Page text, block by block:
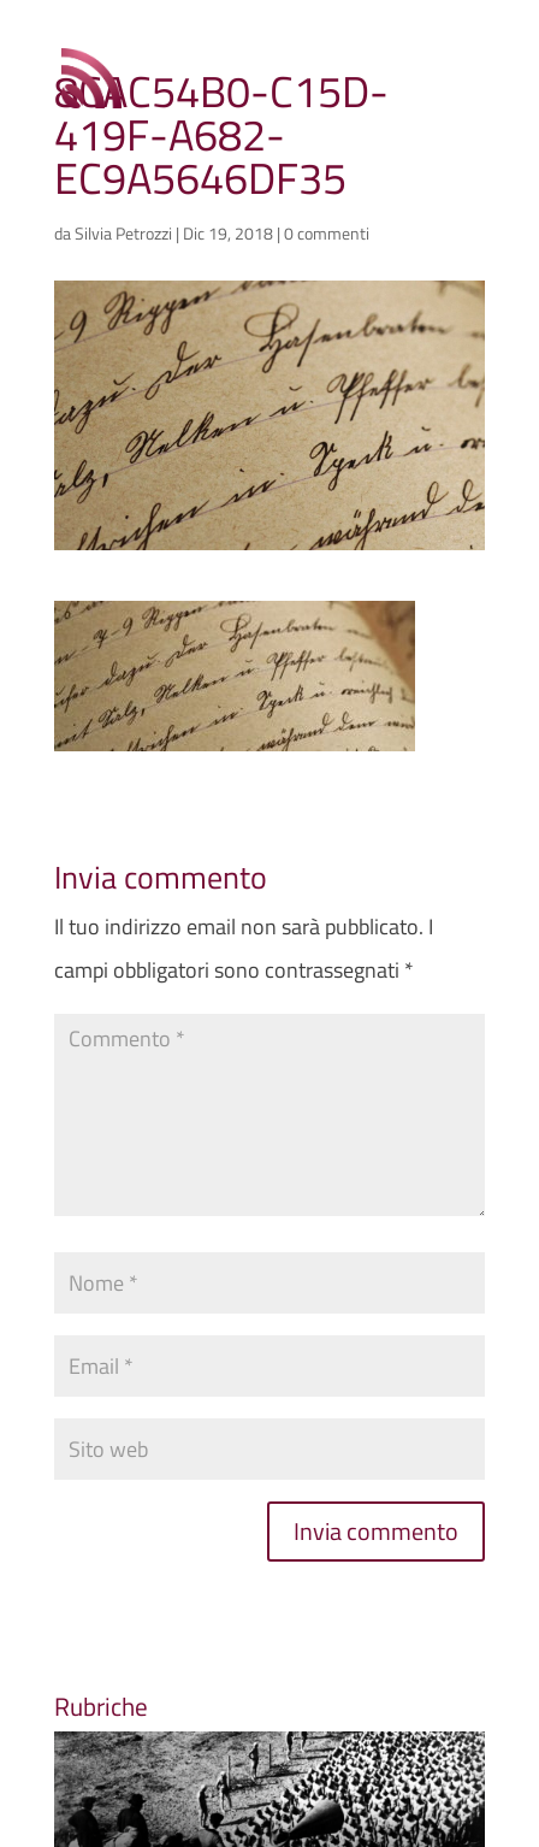
8CAC54B0-C15D-
419F-A682-
EC9A5646DF35
daSilvia Petrozzi | Dic 19, 2018|0 commenti
Invia commento
Il tuo indirizzo email non sarà pubblicato. I
campi obbligatori sono contrassegnati *
Rubriche